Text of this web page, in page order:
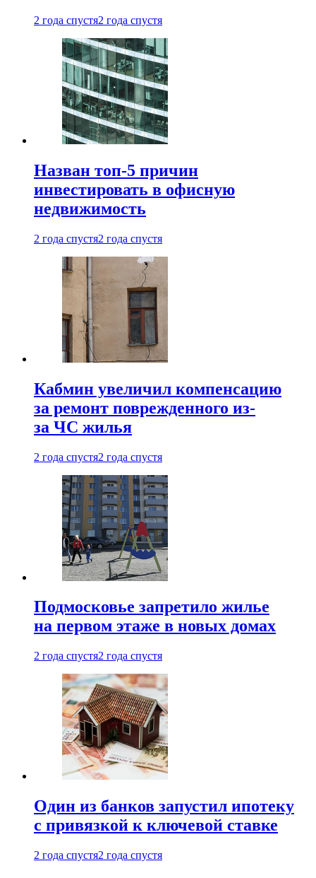
2 года спустя2 года спустя
Назван топ-5 причин
инвестировать в офисную
недвижимость
2 года спустя2 года спустя
Кабмин увеличил компенсацию
за ремонт поврежденного из-
за ЧС жилья
2 года спустя2 года спустя
Подмосковье запретило жилье
на первом этаже в новых домах
2 года спустя2 года спустя
Один из банков запустил ипотеку
с привязкой к ключевой ставке
2 года спустя2 года спустя